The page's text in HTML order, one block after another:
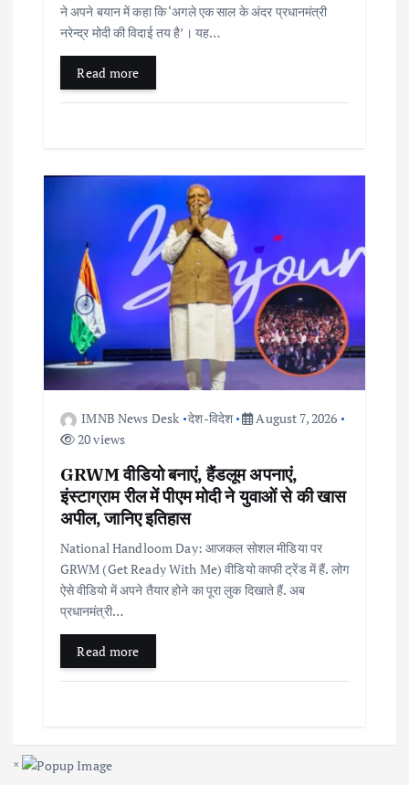
ने अपने बयान में कहा कि ‘अगले एक साल के अंदर प्रधानमंत्री
नरेन्द्र मोदी की विदाई तय है’। यह…
Read more
IMNB News Desk देश-विदेश
August 7, 2026
20 views
GRWM वीडियो बनाएं, हैंडलूम अपनाएं,
इंस्टाग्राम रील में पीएम मोदी ने युवाओं से की खास
अपील, जानिए इतिहास
National Handloom Day: आजकल सोशल मीडिया पर
GRWM (Get Ready With Me) वीडियो काफी ट्रेंड में हैं. लोग
ऐसे वीडियो में अपने तैयार होने का पूरा लुक दिखाते हैं. अब
प्रधानमंत्री…
Read more
×